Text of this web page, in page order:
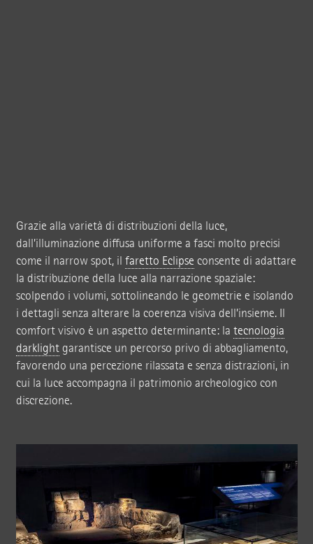
Grazie alla varietà di distribuzioni della luce,
dall’illuminazione diffusa uniforme a fasci molto precisi
come il narrow spot, il faretto Eclipse consente di adattare
la distribuzione della luce alla narrazione spaziale:
scolpendo i volumi, sottolineando le geometrie e isolando
i dettagli senza alterare la coerenza visiva dell’insieme. Il
comfort visivo è un aspetto determinante: la tecnologia
darklightgarantisce un percorso privo di abbagliamento,
favorendo una percezione rilassata e senza distrazioni, in
cui la luce accompagna il patrimonio archeologico con
discrezione.